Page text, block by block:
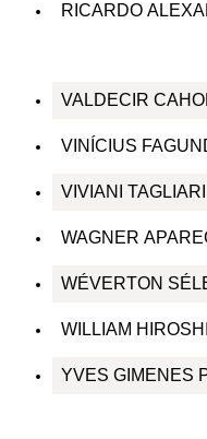
RICARDO
VALDECIR
VINÍCIUS
VIVIANI
WAGNER
WÉVERTON
WILLIAM
YVES GIMENES